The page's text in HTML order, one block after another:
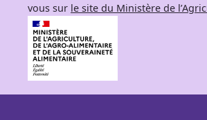
vous sur le site du Ministère de